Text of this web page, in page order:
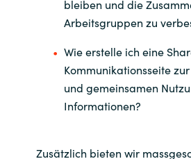
bleiben und die
Arbeitsgruppen zu
Wie erstelle ich eine
Kommunikationsseite
und gemeinsamen
Informationen?
Zusätzlich bieten wir